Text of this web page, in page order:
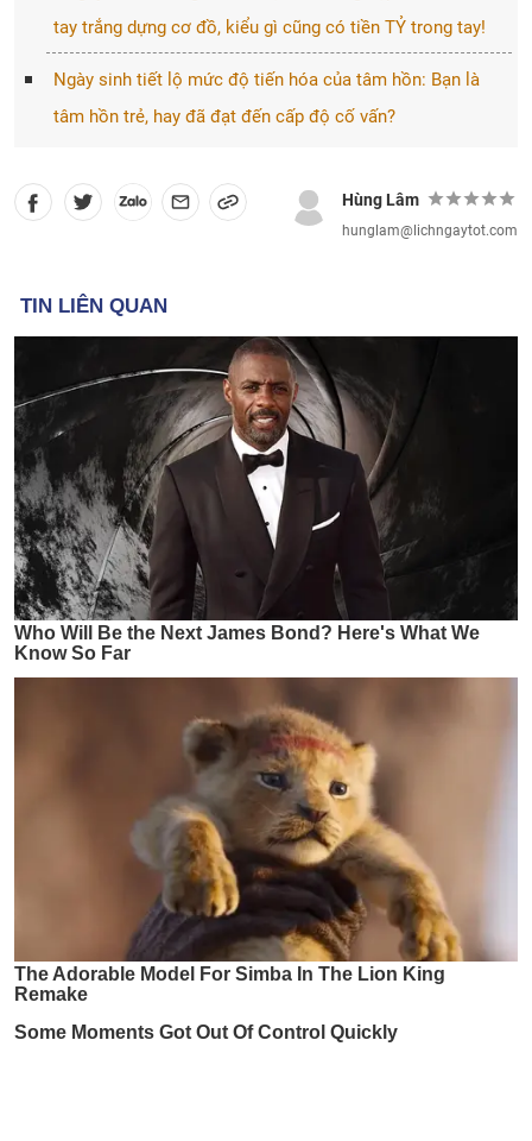
tay trắng dựng cơ đồ, kiểu gì cũng có tiền TỶ trong tay!
Ngày sinh tiết lộ mức độ tiến hóa của tâm hồn: Bạn là
tâm hồn trẻ, hay đã đạt đến cấp độ cố vấn?
Hùng Lâm
hunglam@lichngaytot.com